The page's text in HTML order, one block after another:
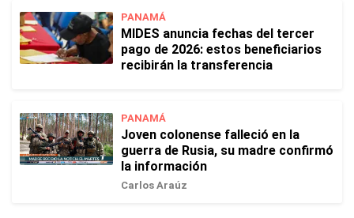
PANAMÁ
MIDES anuncia fechas del tercer
pago de 2026: estos beneficiarios
recibirán la transferencia
PANAMÁ
Joven colonense falleció en la
guerra de Rusia, su madre confirmó
la información
Carlos Araúz